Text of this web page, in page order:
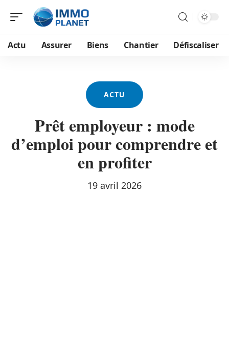
Actu Assurer Biens Chantier Défiscaliser
ACTU
Prêt employeur : mode
d’emploi pour comprendre et
en profiter
19 avril 2026